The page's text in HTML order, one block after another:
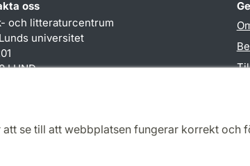
se till att webbplatsen fungerar korrekt och
oss
och litteraturcentrum
universitet
LUND